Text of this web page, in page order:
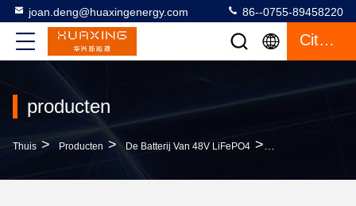
joan.deng@huaxingenergy.com 86--0755-89458220
Citaat
producten
Thuis > Producten > De Batterij Van 48V LiFePO4 >